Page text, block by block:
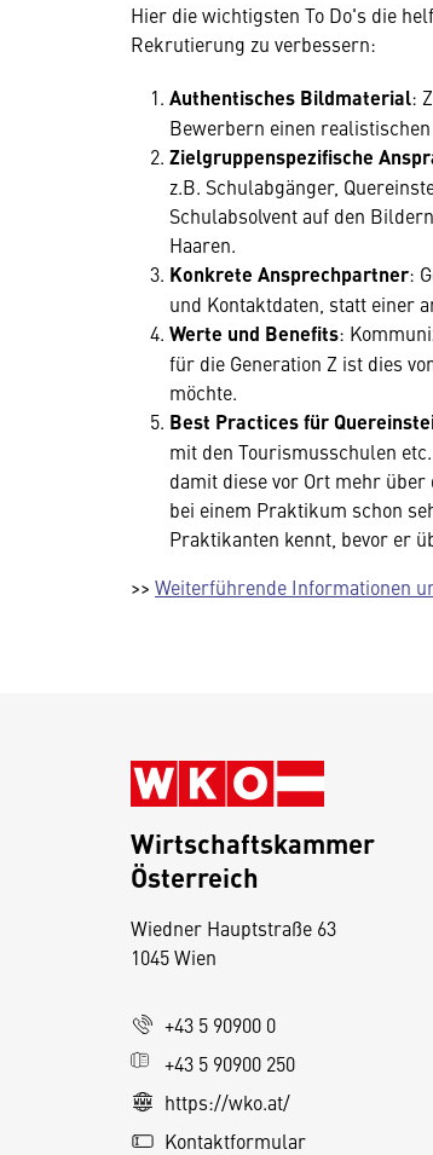
Hier die wichtigsten To Do's die
Rekrutierung zu verbessern:
Authentisches Bildmaterial:
Bewerbern einen
Zielgruppenspezifische
z.B. Schulabgänger,
Schulabsolvent auf den
Haaren.
Konkrete Ansprechpartner:
und Kontaktdaten, statt einer
Werte und Benefits:
für die Generation Z ist dies
möchte.
Best Practices für
mit den Tourismusschulen
damit diese vor Ort mehr
bei einem Praktikum schon
Praktikanten kennt, bevor er
>> Weiterführende Informationen
Wirtschaftskammer
Österreich
Wiedner Hauptstraße 63
1045 Wien
+43 5 90900 0
+43 5 90900 250
https://wko.at/
Kontaktformular